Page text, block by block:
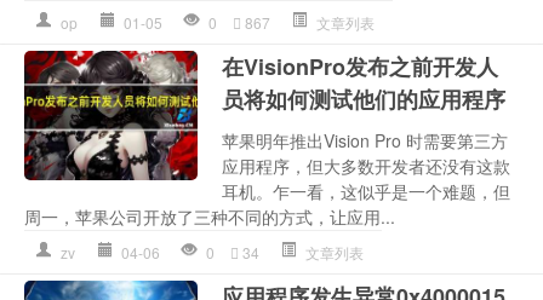
op 01-05 0 867 文章列表
在VisionPro发布之前开发人
员将如何测试他们的应用程序
苹果明年推出Vision Pro 时需要第三方
应用程序，但大多数开发者还没有这款
耳机。乍一看，这似乎是一个难题，但
周一，苹果公司开放了三种不同的方式，让应用...
zv 04-06 0 34 文章列表